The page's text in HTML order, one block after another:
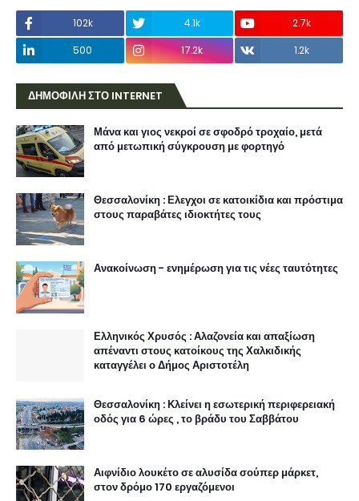
102k 4.1k
2.7k
500
17.2k 1.2k
ΔΗΜΟΦΙΛΗ ΣΤΟ INTERNET
Μάνα και γιος νεκροί σε σφοδρό τροχαίο, μετά
από μετωπική σύγκρουση με φορτηγό
Θεσσαλονίκη : Ελεγχοι σε κατοικίδια και πρόστιμα
στους παραβάτες ιδιοκτήτες τους
Ανακοίνωση - ενημέρωση για τις νέες ταυτότητες
Ελληνικός Χρυσός : Αλαζονεία και απαξίωση
απέναντι στους κατοίκους της Χαλκιδικής
καταγγέλει ο Δήμος Αριστοτέλη
Θεσσαλονίκη : Κλείνει η εσωτερική περιφερειακή
οδός για 6 ώρες , το βράδυ του Σαββάτου
Αιφνίδιο λουκέτο σε αλυσίδα σούπερ μάρκετ,
στον δρόμο 170 εργαζόμενοι